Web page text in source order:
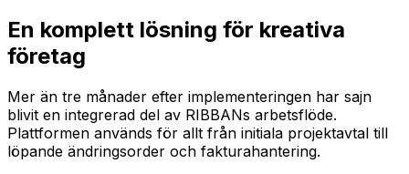
En komplett lösning för kreativa
företag
Mer än tre månader efter implementeringen har sajn
blivit en integrerad del av RIBBANs arbetsflöde.
Plattformen används för allt från initiala projektavtal till
löpande ändringsorder och fakturahantering.